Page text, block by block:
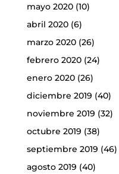
mayo 2020(10)
abril 2020(6)
marzo 2020(26)
febrero 2020(24)
enero 2020(26)
diciembre 2019 (40)
noviembre 2019 (32)
octubre 2019 (38)
septiembre 2019 (46)
agosto 2019 (40)